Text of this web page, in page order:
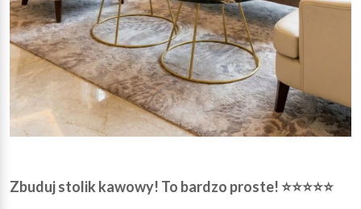
Zbuduj stolik kawowy! To bardzo proste! ⭐⭐⭐⭐⭐